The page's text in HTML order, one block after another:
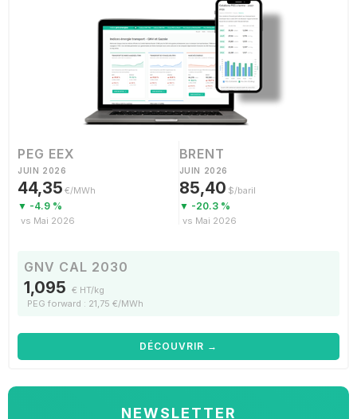
PEG EEX
JUIN 2026
44,35 €/MWh
▼ -4.9 %
vs Mai 2026
BRENT
JUIN 2026
85,40 $/baril
▼ -20.3 %
vs Mai 2026
GNV CAL 2030
1,095 € HT/kg
PEG forward : 21,75 €/MWh
DÉCOUVRIR →
NEWSLETTER